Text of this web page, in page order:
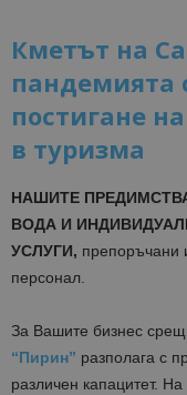
Кметът на
пандемията
постигане
в туризма
НАШИТЕ
ВОДА И
УСЛУГИ, препоръчани
персонал.
За Вашите бизнес
“Пирин” разполага с
различен капацитет.